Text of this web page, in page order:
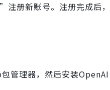
册新账号。注册完成后
管理器，然后安装OpenAI